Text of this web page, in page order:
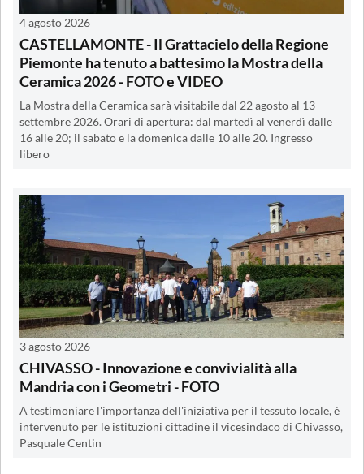
4 agosto 2026
CASTELLAMONTE - Il Grattacielo della Regione
Piemonte ha tenuto a battesimo la Mostra della
Ceramica 2026 - FOTO e VIDEO
La Mostra della Ceramica sarà visitabile dal 22 agosto al 13
settembre 2026. Orari di apertura: dal martedì al venerdì dalle
16 alle 20; il sabato e la domenica dalle 10 alle 20. Ingresso
libero
3 agosto 2026
CHIVASSO - Innovazione e convivialità alla
Mandria con i Geometri - FOTO
A testimoniare l'importanza dell'iniziativa per il tessuto locale, è
intervenuto per le istituzioni cittadine il vicesindaco di Chivasso,
Pasquale Centin